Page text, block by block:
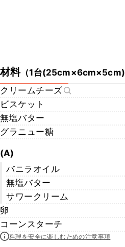
材料（1台(25cm×6cm×5cm)
クリームチーズ
ビスケット
無塩バター
グラニュー糖
(A)
バニラオイル
無塩バター
サワークリーム
卵
コーンスターチ
料理を安全に楽しむための注意事項